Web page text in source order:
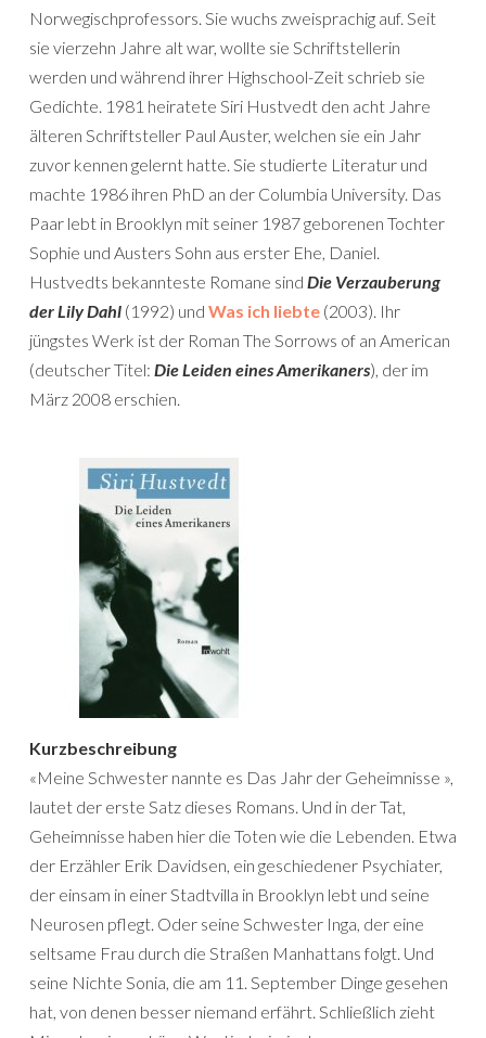
Norwegischprofessors. Sie wuchs zweisprachig auf. Seit
sie vierzehn Jahre alt war, wollte sie Schriftstellerin
werden und während ihrer Highschool-Zeit schrieb sie
Gedichte. 1981 heiratete Siri Hustvedt den acht Jahre
älteren Schriftsteller Paul Auster, welchen sie ein Jahr
zuvor kennen gelernt hatte. Sie studierte Literatur und
machte 1986 ihren PhD an der Columbia University. Das
Paar lebt in Brooklyn mit seiner 1987 geborenen Tochter
Sophie und Austers Sohn aus erster Ehe, Daniel.
Hustvedts bekannteste Romane sind Die Verzauberung
der Lily Dahl (1992) und Was ich liebte (2003). Ihr
jüngstes Werk ist der Roman The Sorrows of an American
(deutscher Titel: Die Leiden eines Amerikaners), der im
März 2008 erschien.
Kurzbeschreibung
«Meine Schwester nannte es Das Jahr der Geheimnisse »,
lautet der erste Satz dieses Romans. Und in der Tat,
Geheimnisse haben hier die Toten wie die Lebenden. Etwa
der Erzähler Erik Davidsen, ein geschiedener Psychiater,
der einsam in einer Stadtvilla in Brooklyn lebt und seine
Neurosen pflegt. Oder seine Schwester Inga, der eine
seltsame Frau durch die Straßen Manhattans folgt. Und
seine Nichte Sonia, die am 11. September Dinge gesehen
hat, von denen besser niemand erfährt. Schließlich zieht